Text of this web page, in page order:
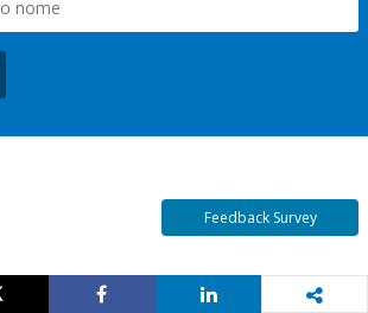
Feedback Survey